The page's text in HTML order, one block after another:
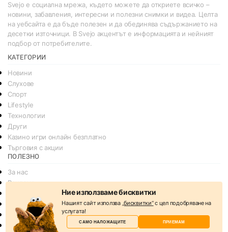
Svejo е социална мрежа, където можете да откриете всичко –
новини, забавления, интересни и полезни снимки и видеа. Целта
на уебсайта е да бъде полезен и да обединява съдържанието на
десетки източници. В Svejo акцентът е информацията и нейният
подбор от потребителите.
КАТЕГОРИИ
Новини
Слухове
Спорт
Lifestyle
Технологии
Други
Казино игри онлайн безплатно
Търговия с акции
ПОЛЕЗНО
За нас
Реклама
Условия за споделяне
Политика за поверителснот
Политика на Бисквитките
Ние използваме бисквитки
Нашият сайт използва „бисквитки“с цел подобряване на
услугата!
САМО НАЛОЖАЩИТЕ ПРИЕМАМ